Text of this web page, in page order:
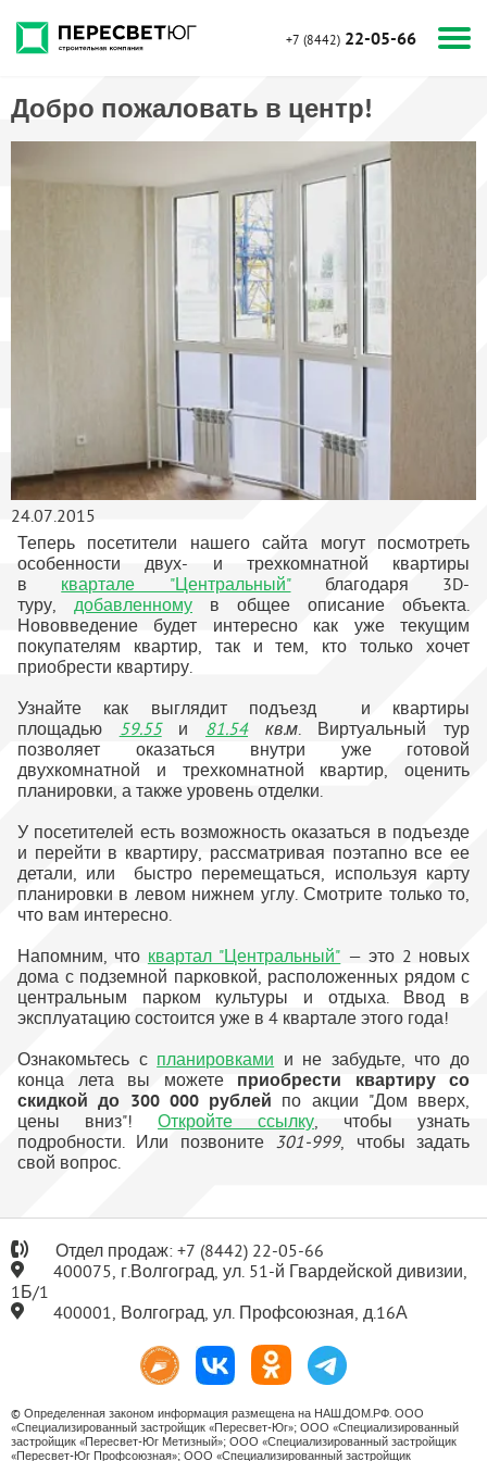
+7 (8442) 22-05-66
Добро пожаловать в центр!
24.07.2015
Теперь посетители нашего сайта могут посмотреть
особенности двух- и трехкомнатной квартиры
в квартале "Центральный"благодаря 3D-
туру, добавленному в общее описание объекта.
Нововведение будет интересно как уже текущим
покупателям квартир, так и тем, кто только хочет
приобрести квартиру.
Узнайте как выглядит подъезд и квартиры
площадью 59.55и 81.54кв.м. Виртуальный тур
позволяет оказаться внутри уже готовой
двухкомнатной и трехкомнатной квартир, оценить
планировки, а также уровень отделки.
У посетителей есть возможность оказаться в подъезде
и перейти в квартиру, рассматривая поэтапно все ее
детали, или быстро перемещаться, используя карту
планировки в левом нижнем углу. Смотрите только то,
что вам интересно.
Напомним, что квартал "Центральный" — это 2 новых
дома с подземной парковкой, расположенных рядом с
центральным парком культуры и отдыха. Ввод в
эксплуатацию состоится уже в 4 квартале этого года!
Ознакомьтесь с планировками и не забудьте, что до
конца лета вы можете приобрести квартиру со
скидкой до 300 000 рублей по акции "Дом вверх,
цены вниз"! Откройте ссылку, чтобы узнать
подробности. Или позвоните 301-999, чтобы задать
свой вопрос.
Отдел продаж: +7 (8442) 22-05-66
400075, г.Волгоград, ул. 51-й Гвардейской дивизии,
1Б/1
400001, Волгоград, ул. Профсоюзная, д.16А
© Определенная законом информация размещена на НАШ.ДОМ.РФ. ООО
«Специализированный застройщик «Пересвет-Юг»; ООО «Специализированный
застройщик «Пересвет-Юг Метизный»; ООО «Специализированный застройщик
«Пересвет-Юг Профсоюзная»; ООО «Специализированный застройщик